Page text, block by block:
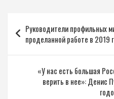
по
записям
Руководители профильных
проделанной работе в 2019
«У нас есть большая
верить в нее»: Денис